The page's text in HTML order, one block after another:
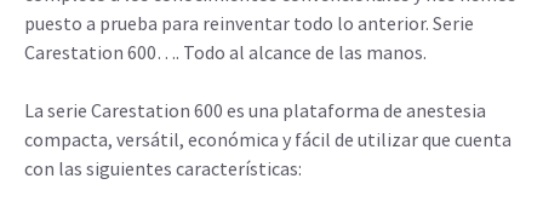
puesto a prueba para reinventar todo lo anterior. Serie
Carestation 600…. Todo al alcance de las manos.
La serie Carestation 600 es una plataforma de anestesia
compacta, versátil, económica y fácil de utilizar que cuenta
con las siguientes características: